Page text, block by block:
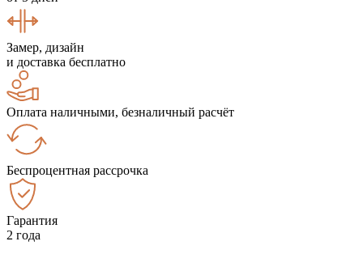
Замер, дизайн
и доставка бесплатно
Оплата наличными, безналичный расчёт
Беспроцентная рассрочка
Гарантия
2 года